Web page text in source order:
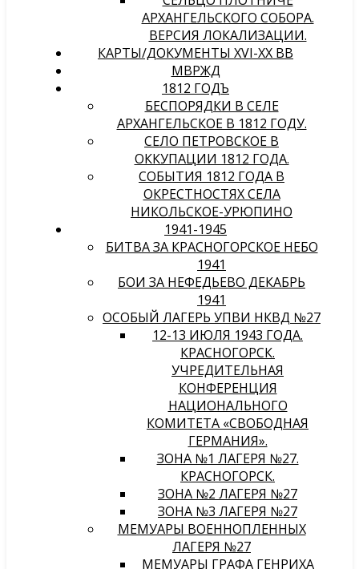
АРХАНГЕЛЬСКОГО СОБОРА.
ВЕРСИЯ ЛОКАЛИЗАЦИИ.
КАРТЫ/ДОКУМЕНТЫ XVI-XX ВВ
МВРЖД
1812 ГОДЪ
БЕСПОРЯДКИ В СЕЛЕ
АРХАНГЕЛЬСКОЕ В 1812 ГОДУ.
СЕЛО ПЕТРОВСКОЕ В
ОККУПАЦИИ 1812 ГОДА.
СОБЫТИЯ 1812 ГОДА В
ОКРЕСТНОСТЯХ СЕЛА
НИКОЛЬСКОЕ-УРЮПИНО
1941-1945
БИТВА ЗА КРАСНОГОРСКОЕ НЕБО
1941
БОИ ЗА НЕФЕДЬЕВО ДЕКАБРЬ
1941
ОСОБЫЙ ЛАГЕРЬ УПВИ НКВД №27
12-13 ИЮЛЯ 1943 ГОДА.
КРАСНОГОРСК.
УЧРЕДИТЕЛЬНАЯ
КОНФЕРЕНЦИЯ
НАЦИОНАЛЬНОГО
КОМИТЕТА «СВОБОДНАЯ
ГЕРМАНИЯ».
ЗОНА №1 ЛАГЕРЯ №27.
КРАСНОГОРСК.
ЗОНА №2 ЛАГЕРЯ №27
ЗОНА №3 ЛАГЕРЯ №27
МЕМУАРЫ ВОЕННОПЛЕННЫХ
ЛАГЕРЯ №27
МЕМУАРЫ ГРАФА ГЕНРИХА